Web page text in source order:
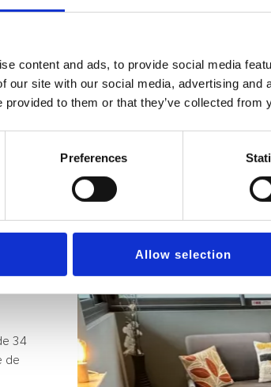
content and ads, to provide social media
our site with our social media, advertising
provided to them or that they’ve collected
Preferences
Allow selection
34
de